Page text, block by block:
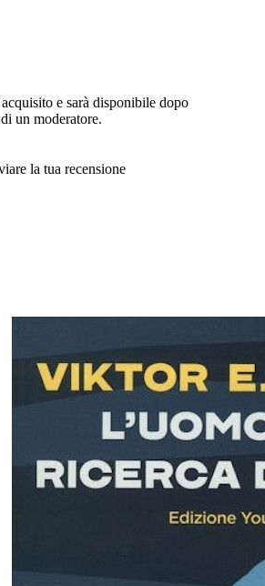
e sarà disponibile dopo
un moderatore.
la tua recensione